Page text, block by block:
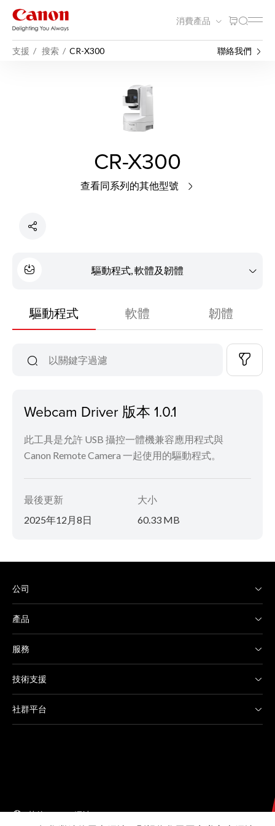
消費產品
支援 搜索 CR-X300 聯絡我們
CR-X300
查看同系列的其他型號
驅動程式, 軟體及韌體
驅動程式 軟體 韌體
Webcam Driver 版本 1.0.1
此工具是允許 USB 攝控一體機兼容應用程式與
Canon Remote Camera 一起使用的驅動程式。
最後更新
2025年12月8日
大小
60.33 MB
公司
產品
服務
技術支援
社群平台
其他 Canon 網站